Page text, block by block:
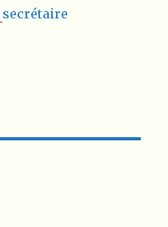
secrétaire